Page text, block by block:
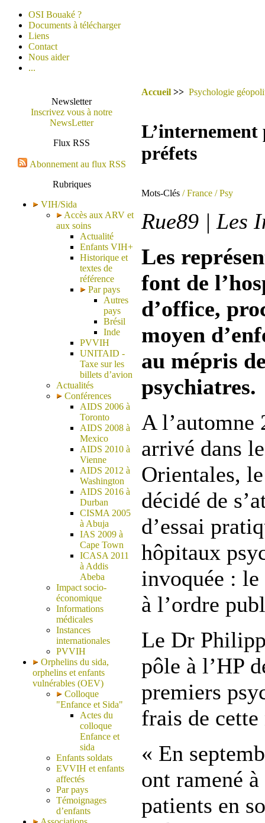
OSI Bouaké ?
Documents à télécharger
Liens
Contact
Nous aider
...
Newsletter
Inscrivez vous à notre
NewsLetter
Flux RSS
Abonnement au flux RSS
Rubriques
VIH/Sida
Accès aux ARV et
aux soins
Actualité
Enfants VIH+
Historique et
textes de
référence
Par pays
Autres
pays
Brésil
Inde
PVVIH
UNITAID -
Taxe sur les
billets d’avion
Actualités
Conférences
AIDS 2006 à
Toronto
AIDS 2008 à
Mexico
AIDS 2010 à
Vienne
AIDS 2012 à
Washington
AIDS 2016 à
Durban
CISMA 2005
à Abuja
IAS 2009 à
Cape Town
ICASA 2011
à Addis
Abeba
Impact socio-
économique
Informations
médicales
Instances
internationales
PVVIH
Orphelins du sida,
orphelins et enfants
vulnérables (OEV)
Colloque
"Enfance et Sida"
Actes du
colloque
Enfance et
sida
Enfants soldats
EVVIH et enfants
affectés
Par pays
Témoignages
d’enfants
Accueil >> Psychologie
L’internement
préfets
Mots-Clés / France / Psy
Rue89 | Les
Les
font de
d’office,
moyen
au mépris
psychiatres.
A l’automne
arrivé dans
Orientales,
décidé de
d’essai
hôpitaux
invoquée :
à l’ordre
Le Dr
pôle à l’HP
premiers
frais de
« En
ont ramené
patients en